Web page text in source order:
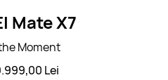
Mate X7
Moment
Lei